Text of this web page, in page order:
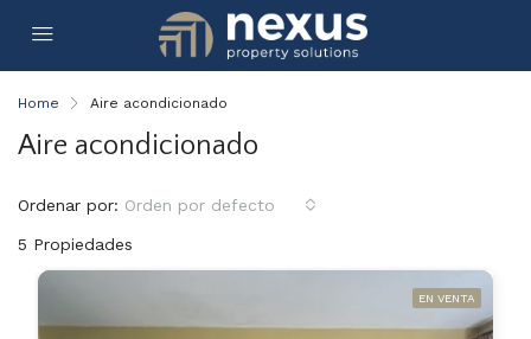
Home Aire acondicionado
Aire acondicionado
5 Propiedades
Ordenar por: Orden por defecto
EN VENTA